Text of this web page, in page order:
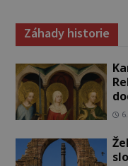
Záhady historie